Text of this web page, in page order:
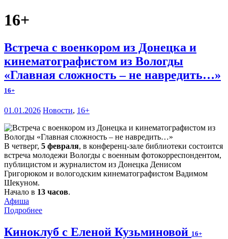
16+
Встреча с военкором из Донецка и
кинематографистом из Вологды
«Главная сложность – не навредить…»
16+
01.01.2026 Новости, 16+
В четверг, 5 февраля, в конференц-зале библиотеки состоится
встреча молодежи Вологды с военным фотокорреспондентом,
публицистом и журналистом из Донецка Денисом
Григорюком и вологодским кинематографистом Вадимом
Шекуном.
Начало в 13 часов.
Афиша
Подробнее
Киноклуб с Еленой Кузьминовой 16+